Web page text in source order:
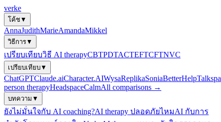
verke
โค้ช▼
AnnaJudithMarieAmandaMikkel
วิธีการ▼
เปรียบเทียบวิธี AI therapyCBTPDTACTEFTCFTNVC
เปรียบเทียบ▼
ChatGPTClaude.aiCharacter.AIWysaReplikaSoniaBetterHelp
person therapyHeadspaceCalmAll comparisons →
บทความ ▼
ยังไม่มั่นใจกับ AI coaching?AI therapy ปลอดภัยไหมAI กับการ